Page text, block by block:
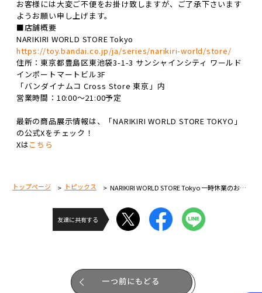
お客様には大変ご不便をお掛け致しますが、ご了承下さいます
ようお願い申し上げます。
■店舗概要
NARIKIRI WORLD STORE Tokyo
https://toy.bandai.co.jp/ja/series/narikiri-world/store/
住所：東京都豊島区東池袋3-1-3 サンシャインシティ ワールド
インポートマートビル3F
「バンダイナムコ Cross Store 東京」内
営業時間：10:00～21:00予定
最新の商品展示情報は、「NARIKIRI WORLD STORE TOKYO」
の公式Xをチェック！
Xはこちら
トップページ トピックス NARIKIRI WORLD STORE Tokyo 一時休業のお知らせ
友達に共有する
一つ前にもどる